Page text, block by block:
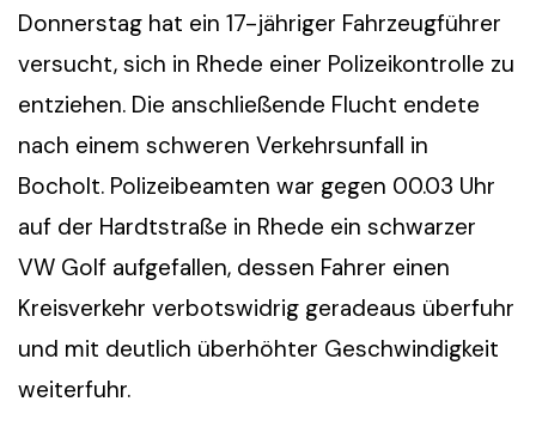
Donnerstag hat ein 17-jähriger Fahrzeugführer
versucht, sich in Rhede einer Polizeikontrolle zu
entziehen. Die anschließende Flucht endete
nach einem schweren Verkehrsunfall in
Bocholt. Polizeibeamten war gegen 00.03 Uhr
auf der Hardtstraße in Rhede ein schwarzer
VW Golf aufgefallen, dessen Fahrer einen
Kreisverkehr verbotswidrig geradeaus überfuhr
und mit deutlich überhöhter Geschwindigkeit
weiterfuhr.